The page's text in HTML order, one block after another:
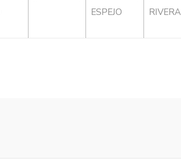
ESPEJO RIVERA